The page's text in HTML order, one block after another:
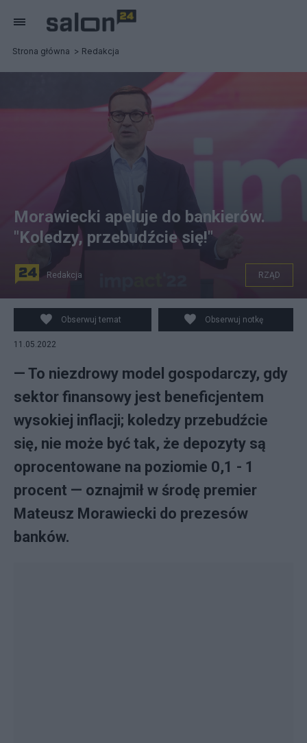
Strona główna Redakcja
Premier Mateusz Morawiecki podczas kongresu
Impact'22 w Poznaniu zaapelował do bankierów,
negując niezdrowy model gospodarczy, polegający na
tym, że sektor finansowy jest beneficjentem inflacji (fot.
Morawiecki apeluje do bankierów.
"Koledzy, przebudźcie się!"
Redakcja RZĄD
Obserwuj temat Obserwuj notkę
11.05.2022
— To niezdrowy model gospodarczy, gdy
sektor finansowy jest beneficjentem
wysokiej inflacji; koledzy przebudźcie
się, nie może być tak, że depozyty są
oprocentowane na poziomie 0,1 - 1
procent — oznajmił w środę premier
Mateusz Morawiecki do prezesów
banków.